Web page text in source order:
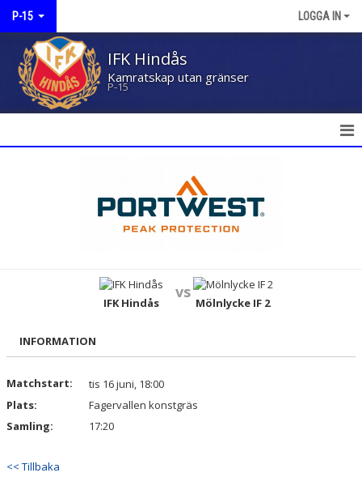
P-15 LOGGA IN
IFK Hindås
Kamratskap utan gränser
P-15
KONTAKT
DOKUMENT
IFK Hindås
vs
Mölnlycke IF 2
INFORMATION
Matchstart:
tis 16 juni, 18:00
Plats:
Fagervallen konstgräs
Samling:
17:20
<< Tillbaka